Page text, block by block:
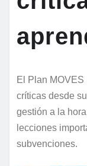
El Plan MOVES
críticas desde
gestión a la
lecciones
subvenciones.